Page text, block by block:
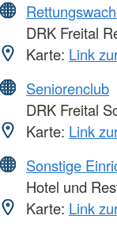
DRK Freital
Karte: Link
Seniorenclub
DRK Freital
Karte: Link
Sonstige
Hotel und
Karte: Link